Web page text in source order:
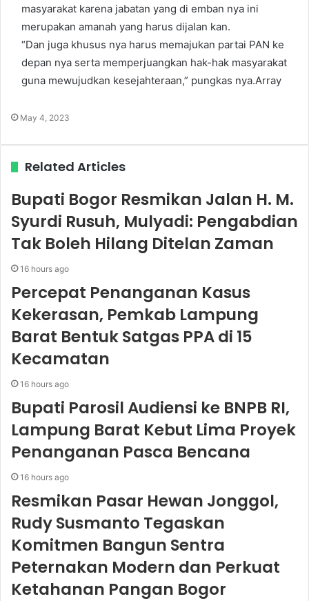
masyarakat karena jabatan yang di emban nya ini
merupakan amanah yang harus dijalan kan.
“Dan juga khusus nya harus memajukan partai PAN ke
depan nya serta memperjuangkan hak-hak masyarakat
guna mewujudkan kesejahteraan,” pungkas nya.Array
May 4, 2023
Related Articles
Bupati Bogor Resmikan Jalan H. M.
Syurdi Rusuh, Mulyadi: Pengabdian
Tak Boleh Hilang Ditelan Zaman
16 hours ago
Percepat Penanganan Kasus
Kekerasan, Pemkab Lampung
Barat Bentuk Satgas PPA di 15
Kecamatan
16 hours ago
Bupati Parosil Audiensi ke BNPB RI,
Lampung Barat Kebut Lima Proyek
Penanganan Pasca Bencana
16 hours ago
Resmikan Pasar Hewan Jonggol,
Rudy Susmanto Tegaskan
Komitmen Bangun Sentra
Peternakan Modern dan Perkuat
Ketahanan Pangan Bogor